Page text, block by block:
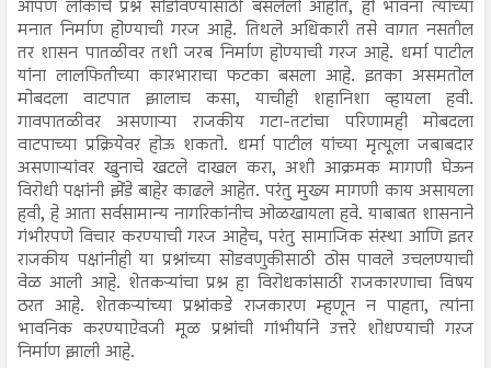
आपण लोकांचे प्रश्न सोडविण्यासाठी बसलेलो आहोत, ही भावना त्यांच्या
मनात निर्माण होण्याची गरज आहे. तिथले अधिकारी तसे वागत नसतील
तर शासन पातळीवर तशी जरब निर्माण होण्याची गरज आहे. धर्मा पाटील
यांना लालफितीच्या कारभाराचा फटका बसला आहे. इतका असमतोल
मोबदला वाटपात झालाच कसा, याचीही शहानिशा व्हायला हवी.
गावपातळीवर असणाऱ्या राजकीय गटा-तटांचा परिणामही मोबदला
वाटपाच्या प्रक्रियेवर होऊ शकतो. धर्मा पाटील यांच्या मृत्यूला जबाबदार
असणाऱ्यांवर खुनाचे खटले दाखल करा, अशी आक्रमक मागणी घेऊन
विरोधी पक्षांनी झेंडे बाहेर काढले आहेत. परंतु मुख्य मागणी काय असायला
हवी, हे आता सर्वसामान्य नागरिकांनीच ओळखायला हवे. याबाबत शासनाने
गंभीरपणे विचार करण्याची गरज आहेच, परंतु सामाजिक संस्था आणि इतर
राजकीय पक्षांनीही या प्रश्नांच्या सोडवणुकीसाठी ठोस पावले उचलण्याची
वेळ आली आहे. शेतकऱ्यांचा प्रश्न हा विरोधकांसाठी राजकारणाचा विषय
ठरत आहे. शेतकऱ्यांच्या प्रश्नांकडे राजकारण म्हणून न पाहता, त्यांना
भावनिक करण्याऐवजी मूळ प्रश्नांची गांभीर्याने उत्तरे शोधण्याची गरज
निर्माण झाली आहे.